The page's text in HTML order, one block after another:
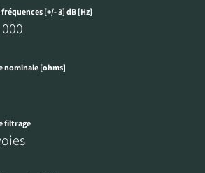
fréquences [+/- 3] dB [Hz]
nominale [ohms]
filtrage